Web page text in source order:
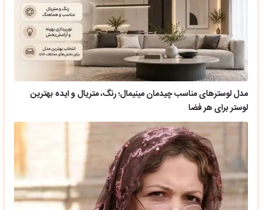
مدل لوسترهای مناسب چیدمان مینیمال؛ رنگ، متریال و ایده بهترین
لوستر برای هر فضا